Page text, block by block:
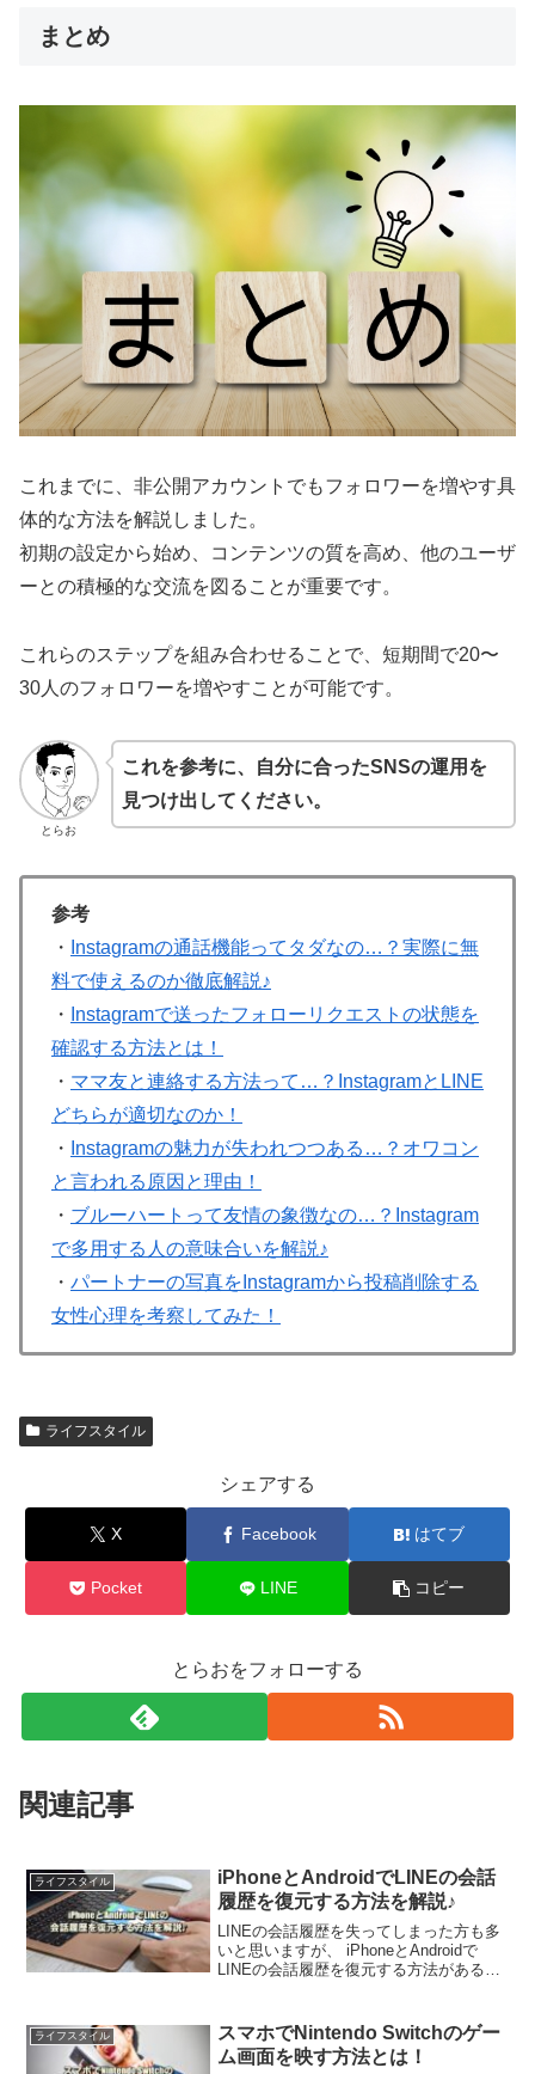
まとめ
これまでに、非公開アカウントでもフォロワーを増やす具
体的な方法を解説しました。
初期の設定から始め、コンテンツの質を高め、他のユーザ
ーとの積極的な交流を図ることが重要です。
これらのステップを組み合わせることで、短期間で20〜
30人のフォロワーを増やすことが可能です。
とらお
これを参考に、自分に合ったSNSの運用を
見つけ出してください。
参考
・
Instagramの通話機能ってタダなの…？実際に無
料で使えるのか徹底解説♪
・
Instagramで送ったフォローリクエストの状態を
確認する方法とは！
・ ママ友と連絡する方法って…？InstagramとLINE
どちらが適切なのか！
・
Instagramの魅力が失われつつある…？オワコン
と言われる原因と理由！
・ ブルーハートって友情の象徴なの…？Instagram
で多用する人の意味合いを解説♪
・ パートナーの写真をInstagramから投稿削除する
女性心理を考察してみた！
ライフスタイル
シェアする
X Facebook はてブ
Pocket LINE コピー
とらおをフォローする
関連記事
ライフスタイル
iPhoneとAndroidでLINEの会話
履歴を復元する方法を解説♪
LINEの会話履歴を失ってしまった方も多
いと思いますが、 iPhoneとAndroidで
LINEの会話履歴を復元する方法があるの
簡単に理解できる手順でご紹介します。
ライフスタイル
スマホでNintendo Switchのゲー
ム画面を映す方法とは！